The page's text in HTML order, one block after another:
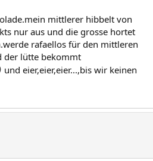
mittlerer hibbelt von
nur aus und die grosse hortet
rafaellos für den mittleren
der lütte bekommt
und eier,eier,eier...,bis wir keinen